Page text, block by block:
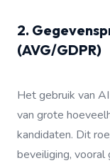
2.
(AVG/GDPR)
Het gebruik van
van grote
kandidaten. Dit
beveiliging, vooral